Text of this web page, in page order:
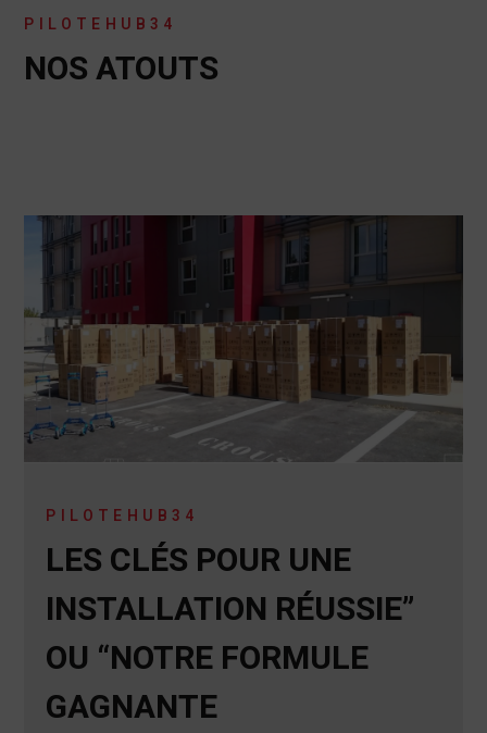
PILOTEHUB34
NOS ATOUTS
PILOTEHUB34
LES CLÉS POUR UNE
INSTALLATION RÉUSSIE”
OU “NOTRE FORMULE
GAGNANTE